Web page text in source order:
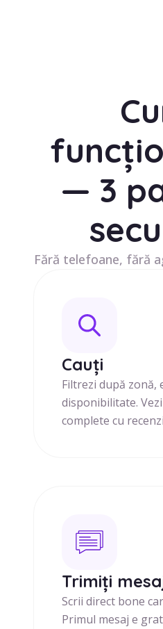
— 3
Fără telefoane, fără
Cauți
Filtrezi după zonă,
disponibilitate.
complete cu
Trimiți
Scrii direct bone
Primul mesaj e